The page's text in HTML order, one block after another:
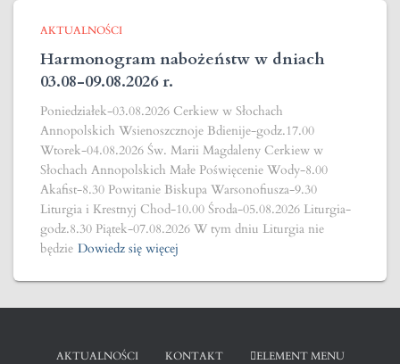
AKTUALNOŚCI
Harmonogram nabożeństw w dniach
03.08-09.08.2026 r.
Poniedziałek-03.08.2026 Cerkiew w Słochach
Annopolskich Wsienoszcznoje Bdienije-godz.17.00
Wtorek-04.08.2026 Św. Marii Magdaleny Cerkiew w
Słochach Annopolskich Małe Poświęcenie Wody-8.00
Akafist-8.30 Powitanie Biskupa Warsonofiusza-9.30
Liturgia i Krestnyj Chod-10.00 Środa-05.08.2026 Liturgia-
godz.8.30 Piątek-07.08.2026 W tym dniu Liturgia nie
będzie Dowiedz się więcej
AKTUALNOŚCI KONTAKT ELEMENT MENU